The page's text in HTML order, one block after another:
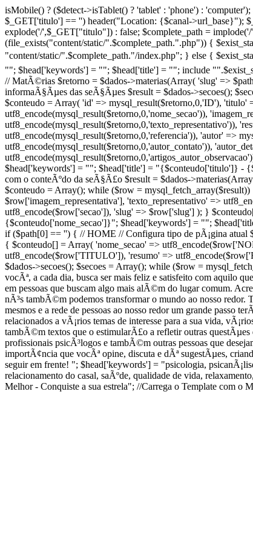
isMobile() ? ($detect->isTablet() ? 'tablet' : 'phone') :
$_GET['titulo'] == '') header("Location: {$canal->url_base}");
explode('/',$_GET["titulo"]) : false; $complete_path =
(file_exists("content/static/".$complete_path.".php")) {
"content/static/".$complete_path."/index.php"; } else {
""; $head['keywords'] = ""; $head['title'] = ""; include
// MatÃ©rias $retorno = $dados->materias(Array( 'slug' =>
informaÃ§Ãµes das seÃ§Ãµes $result = $dados->secoes();
$conteudo = Array( 'id' => mysql_result($retorno,0,'ID'), 'titulo'
utf8_encode(mysql_result($retorno,0,'nome_secao')),
utf8_encode(mysql_result($retorno,0,'texto_representativo')),
utf8_encode(mysql_result($retorno,0,'referencia')), 'autor' =>
utf8_encode(mysql_result($retorno,0,'autor_contato')),
$head['keywords'] = ""; $head['title'] = "{$conteudo['titulo']} -
com o conteÃºdo da seÃ§Ã£o $result = $dados-
$conteudo = Array(); while ($row =
$row['imagem_representativa'], 'texto_representativo' =>
utf8_encode($row['secao']), 'slug' => $row['slug'] ); }
{$conteudo['nome_secao']}"; $head['keywords'] = "";
if ($path[0] == '') { // HOME // Configura tipo de pÃ¡gina atual
{ $conteudo[] = Array( 'nome_secao' =>
utf8_encode($row['TITULO']), 'resumo' =>
$dados->secoes(); $secoes = Array(); while ($row =
vocÃª, a cada dia, busca ser mais feliz e satisfeito com aquilo
em pessoas que buscam algo mais alÃ©m do lugar comum.
nÃ³s tambÃ©m podemos transformar o mundo ao nosso
mesmos e a rede de pessoas ao nosso redor um grande passo
relacionados a vÃ¡rios temas de interesse para a sua vida,
tambÃ©m textos que o estimularÃ£o a refletir outras
profissionais psicÃ³logos e tambÃ©m outras pessoas que
importÃ¢ncia que vocÃª opine, discuta e dÃª sugestÃµes,
seguir em frente! "; $head['keywords'] = "psicologia,
relacionamento do casal, saÃºde, qualidade de vida,
Melhor - Conquiste a sua estrela"; //Carrega o Template com